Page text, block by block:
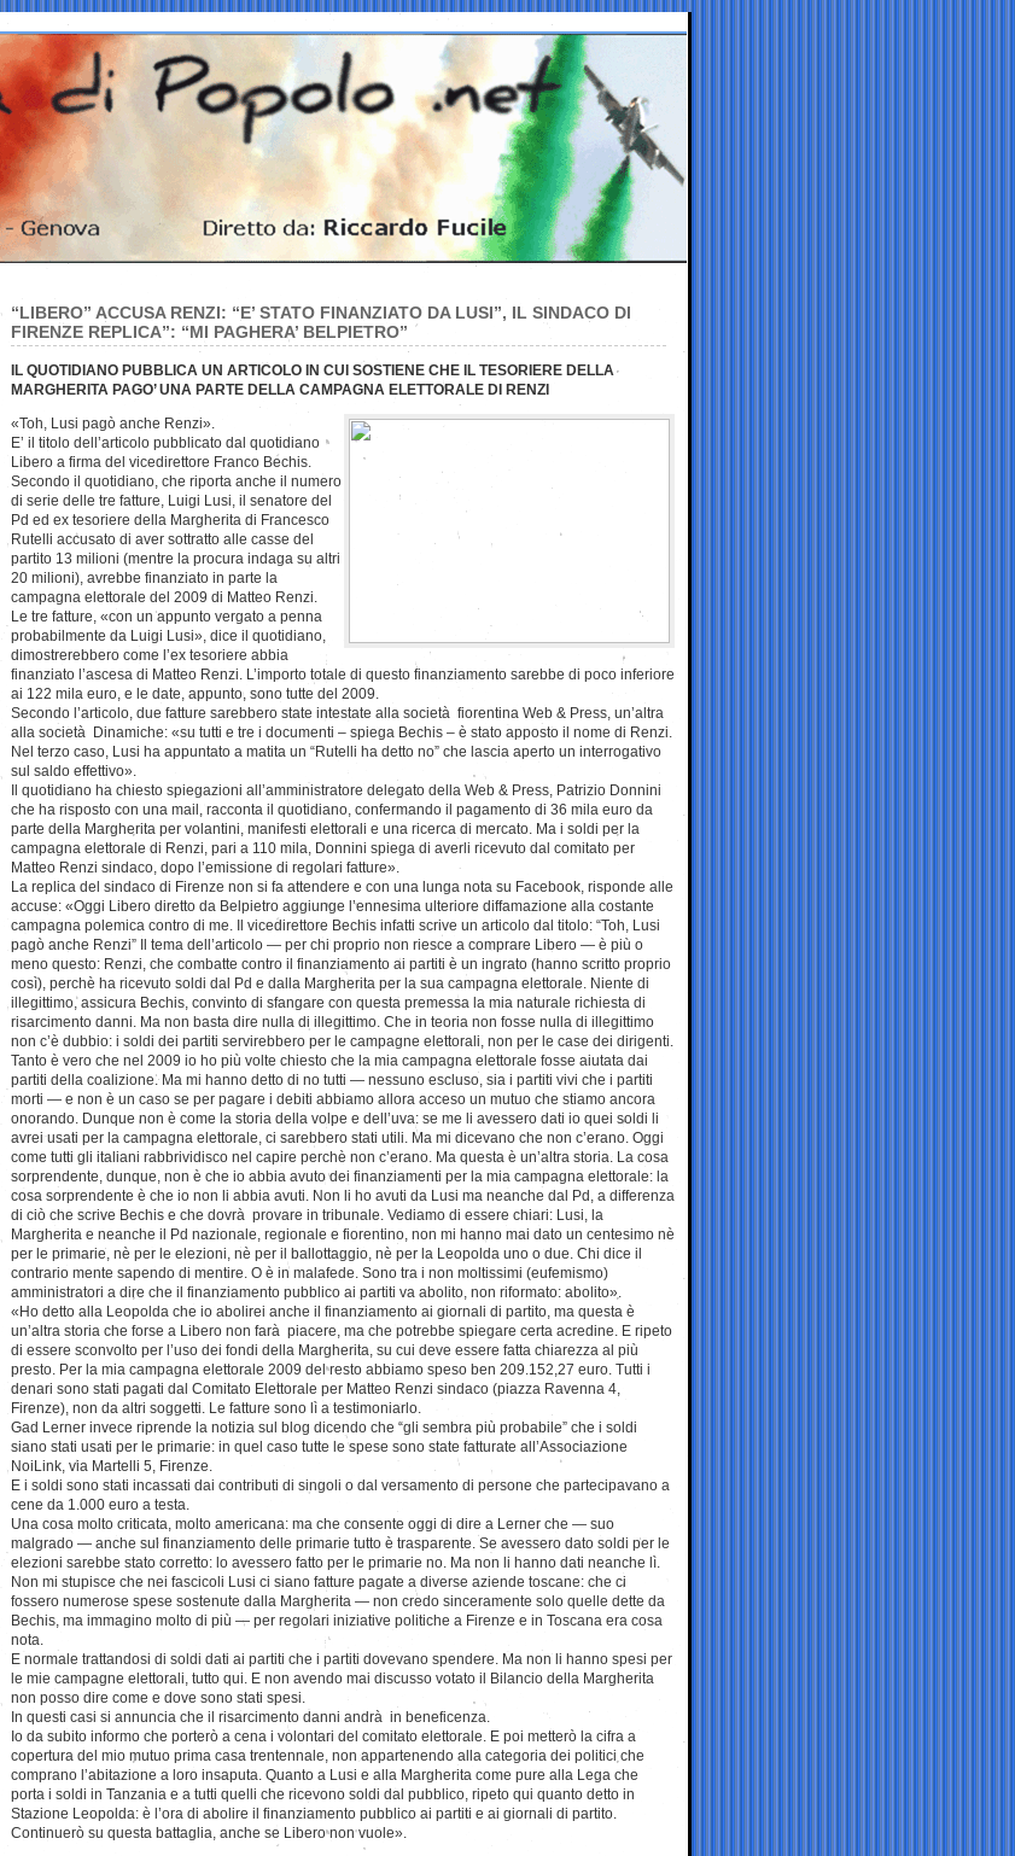
“LIBERO” ACCUSA RENZI: “E’ STATO FINANZIATO DA LUSI”, IL SINDACO DI
FIRENZE REPLICA”: “MI PAGHERA’ BELPIETRO”
IL QUOTIDIANO PUBBLICA UN ARTICOLO IN CUI SOSTIENE CHE IL TESORIERE DELLA
MARGHERITA PAGO’ UNA PARTE DELLA CAMPAGNA ELETTORALE DI RENZI
«Toh, Lusi pagò anche Renzi».
E’ il titolo dell’articolo pubblicato dal quotidiano
Libero a firma del vicedirettore Franco Bechis.
Secondo il quotidiano, che riporta anche il numero
di serie delle tre fatture, Luigi Lusi, il senatore del
Pd ed ex tesoriere della Margherita di Francesco
Rutelli accusato di aver sottratto alle casse del
partito 13 milioni (mentre la procura indaga su altri
20 milioni), avrebbe finanziato in parte la
campagna elettorale del 2009 di Matteo Renzi.
Le tre fatture, «con un appunto vergato a penna
probabilmente da Luigi Lusi», dice il quotidiano,
dimostrerebbero come l’ex tesoriere abbia
finanziato l’ascesa di Matteo Renzi. L’importo totale di questo finanziamento sarebbe di poco inferiore
ai 122 mila euro, e le date, appunto, sono tutte del 2009.
Secondo l’articolo, due fatture sarebbero state intestate alla società fiorentina Web & Press, un’altra
alla società Dinamiche: «su tutti e tre i documenti – spiega Bechis – è stato apposto il nome di Renzi.
Nel terzo caso, Lusi ha appuntato a matita un “Rutelli ha detto no” che lascia aperto un interrogativo
sul saldo effettivo».
Il quotidiano ha chiesto spiegazioni all’amministratore delegato della Web & Press, Patrizio Donnini
che ha risposto con una mail, racconta il quotidiano, confermando il pagamento di 36 mila euro da
parte della Margherita per volantini, manifesti elettorali e una ricerca di mercato. Ma i soldi per la
campagna elettorale di Renzi, pari a 110 mila, Donnini spiega di averli ricevuto dal comitato per
Matteo Renzi sindaco, dopo l’emissione di regolari fatture».
La replica del sindaco di Firenze non si fa attendere e con una lunga nota su Facebook, risponde alle
accuse: «Oggi Libero diretto da Belpietro aggiunge l’ennesima ulteriore diffamazione alla costante
campagna polemica contro di me. Il vicedirettore Bechis infatti scrive un articolo dal titolo: “Toh, Lusi
pagò anche Renzi” Il tema dell’articolo — per chi proprio non riesce a comprare Libero — è più o
meno questo: Renzi, che combatte contro il finanziamento ai partiti è un ingrato (hanno scritto proprio
così), perchè ha ricevuto soldi dal Pd e dalla Margherita per la sua campagna elettorale. Niente di
illegittimo, assicura Bechis, convinto di sfangare con questa premessa la mia naturale richiesta di
risarcimento danni. Ma non basta dire nulla di illegittimo. Che in teoria non fosse nulla di illegittimo
non c’è dubbio: i soldi dei partiti servirebbero per le campagne elettorali, non per le case dei dirigenti.
Tanto è vero che nel 2009 io ho più volte chiesto che la mia campagna elettorale fosse aiutata dai
partiti della coalizione. Ma mi hanno detto di no tutti — nessuno escluso, sia i partiti vivi che i partiti
morti — e non è un caso se per pagare i debiti abbiamo allora acceso un mutuo che stiamo ancora
onorando. Dunque non è come la storia della volpe e dell’uva: se me li avessero dati io quei soldi li
avrei usati per la campagna elettorale, ci sarebbero stati utili. Ma mi dicevano che non c’erano. Oggi
come tutti gli italiani rabbrividisco nel capire perchè non c’erano. Ma questa è un’altra storia. La cosa
sorprendente, dunque, non è che io abbia avuto dei finanziamenti per la mia campagna elettorale: la
cosa sorprendente è che io non li abbia avuti. Non li ho avuti da Lusi ma neanche dal Pd, a differenza
di ciò che scrive Bechis e che dovrà provare in tribunale. Vediamo di essere chiari: Lusi, la
Margherita e neanche il Pd nazionale, regionale e fiorentino, non mi hanno mai dato un centesimo nè
per le primarie, nè per le elezioni, nè per il ballottaggio, nè per la Leopolda uno o due. Chi dice il
contrario mente sapendo di mentire. O è in malafede. Sono tra i non moltissimi (eufemismo)
amministratori a dire che il finanziamento pubblico ai partiti va abolito, non riformato: abolito».
«Ho detto alla Leopolda che io abolirei anche il finanziamento ai giornali di partito, ma questa è
un’altra storia che forse a Libero non farà piacere, ma che potrebbe spiegare certa acredine. E ripeto
di essere sconvolto per l’uso dei fondi della Margherita, su cui deve essere fatta chiarezza al più
presto. Per la mia campagna elettorale 2009 del resto abbiamo speso ben 209.152,27 euro. Tutti i
denari sono stati pagati dal Comitato Elettorale per Matteo Renzi sindaco (piazza Ravenna 4,
Firenze), non da altri soggetti. Le fatture sono lì a testimoniarlo.
Gad Lerner invece riprende la notizia sul blog dicendo che “gli sembra più probabile” che i soldi
siano stati usati per le primarie: in quel caso tutte le spese sono state fatturate all’Associazione
NoiLink, via Martelli 5, Firenze.
E i soldi sono stati incassati dai contributi di singoli o dal versamento di persone che partecipavano a
cene da 1.000 euro a testa.
Una cosa molto criticata, molto americana: ma che consente oggi di dire a Lerner che — suo
malgrado — anche sul finanziamento delle primarie tutto è trasparente. Se avessero dato soldi per le
elezioni sarebbe stato corretto: lo avessero fatto per le primarie no. Ma non li hanno dati neanche lì.
Non mi stupisce che nei fascicoli Lusi ci siano fatture pagate a diverse aziende toscane: che ci
fossero numerose spese sostenute dalla Margherita — non credo sinceramente solo quelle dette da
Bechis, ma immagino molto di più — per regolari iniziative politiche a Firenze e in Toscana era cosa
nota.
E normale trattandosi di soldi dati ai partiti che i partiti dovevano spendere. Ma non li hanno spesi per
le mie campagne elettorali, tutto qui. E non avendo mai discusso votato il Bilancio della Margherita
non posso dire come e dove sono stati spesi.
In questi casi si annuncia che il risarcimento danni andrà in beneficenza.
Io da subito informo che porterò a cena i volontari del comitato elettorale. E poi metterò la cifra a
copertura del mio mutuo prima casa trentennale, non appartenendo alla categoria dei politici che
comprano l’abitazione a loro insaputa. Quanto a Lusi e alla Margherita come pure alla Lega che
porta i soldi in Tanzania e a tutti quelli che ricevono soldi dal pubblico, ripeto qui quanto detto in
Stazione Leopolda: è l’ora di abolire il finanziamento pubblico ai partiti e ai giornali di partito.
Continuerò su questa battaglia, anche se Libero non vuole».